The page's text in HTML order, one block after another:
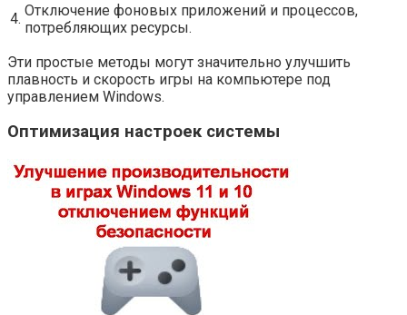
4. Отключение фоновых приложений и процессов,
потребляющих ресурсы.
Эти простые методы могут значительно улучшить
плавность и скорость игры на компьютере под
управлением Windows.
Оптимизация настроек системы